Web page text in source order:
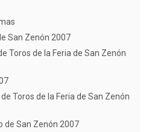
San Zenón 2007
Toros de la Feria de San Zenón
Toros de la Feria de San Zenón
de San Zenón 2007